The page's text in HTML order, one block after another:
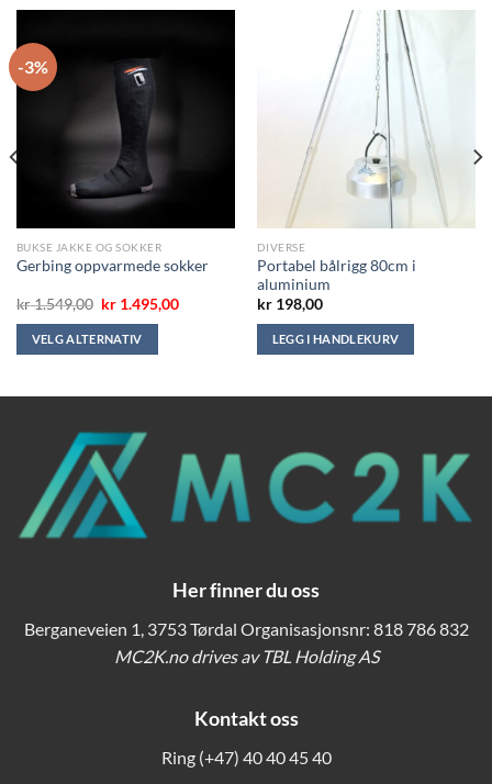
-3%
BUKSE JAKKE OG SOKKER
Gerbing oppvarmede sokker
kr1.549,00 Opprinnelig
var:
kr 1.549,00.
kr1.495,00Nåværende
VELG ALTERNATIV
varianter.
Alternativene
kan
velges
DIVERSE
Portabel bålrigg 80cm i
aluminium
kr198,00
LEGG I HANDLEKURV
Her finner du oss
Berganeveien 1, 3753 Tørdal Organisasjonsnr: 818 786 832
MC2K.no drives av TBL Holding AS
Kontakt oss
Ring (+47) 40 40 45 40